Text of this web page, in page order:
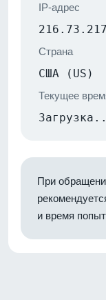
IP-адрес
Страна
США (US)
Текущее
При
и время